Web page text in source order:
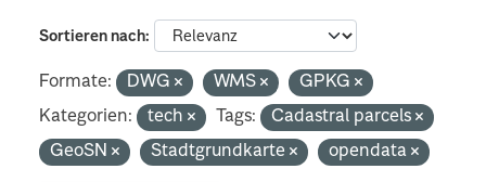
Sortieren nach
Formate: DWG WMS
GPKG
Kategorien:
tech Tags:
Cadastral parcels
GeoSN
Stadtgrundkarte opendata